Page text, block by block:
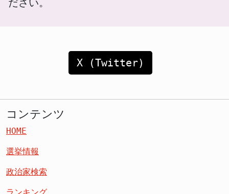
ださい。
X (Twitter)
コンテンツ
HOME
選挙情報
政治家検索